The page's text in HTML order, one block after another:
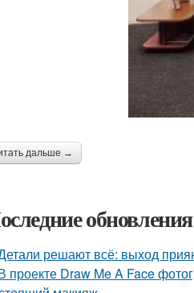
дальше →
решают всё: выход
проекте Draw Me A Face